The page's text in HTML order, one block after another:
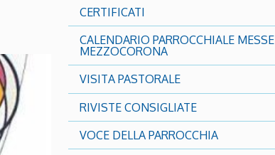
CERTIFICATI
CALENDARIO PARROCCHIALE MESSE
MEZZOCORONA
VISITA PASTORALE
RIVISTE CONSIGLIATE
VOCE DELLA PARROCCHIA